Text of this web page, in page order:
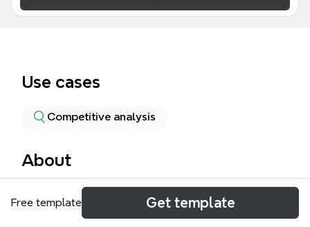
Use cases
Competitive analysis
About
开心网-买房子是一款模拟社交与房产经营的心智图模
板，共42个节点，围绕“朋友买卖”、“虚拟居所”、“真
Free template Get template